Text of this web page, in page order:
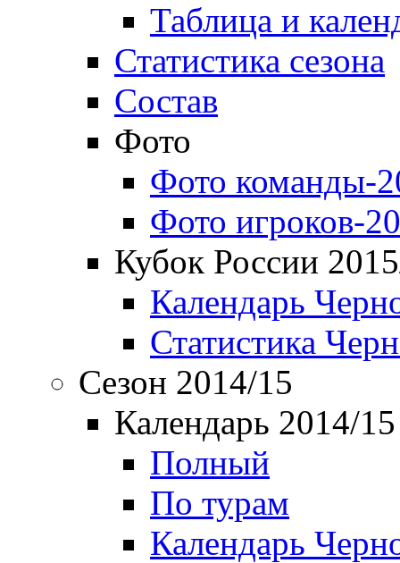
Таблица и
Статистика сезона
Состав
Фото
Фото команды-
Фото игроков-
Кубок России
Календарь
Статистика
Сезон 2014/15
Календарь 2014/15
Полный
По турам
Календарь